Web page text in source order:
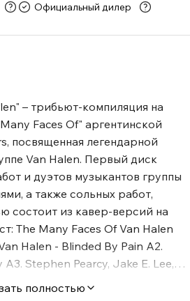
Официальный дилер
– трибьют-компиляция на
Faces Of" аргентинской
посвященная легендарной
Van Halen. Первый диск
и дуэтов музыкантов группы
а также сольных работ,
состоит из кавер-версий на
The Many Faces Of Van Halen
Halen - Blinded By Pain A2.
Stephen Pearcy, Jake E. Lee,
- Runnin' With The Devil A4. The
Van Halen - Why Can't This Be
полностью